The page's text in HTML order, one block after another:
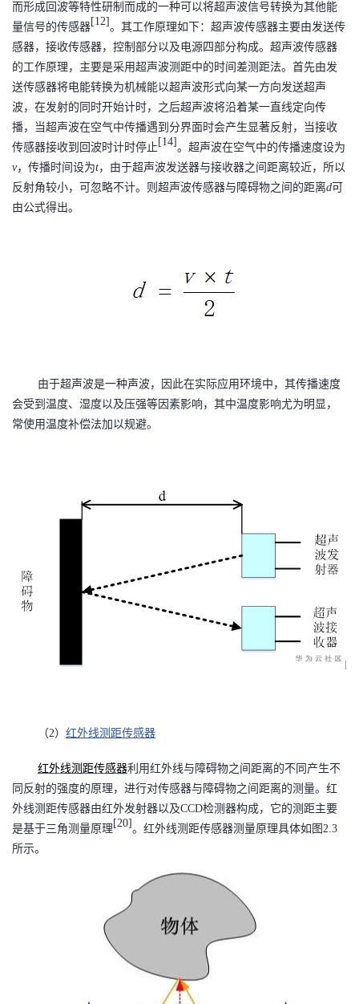
者
学
堂
我
的
课
我
的
我
支
持
我
技
术
的
云
而形成回波等特性研制而成的一种可以将超声波信号转换为其他能
量信号的传感器[12]。其工作原理如下：超声波传感器主要由发送传
感器，接收传感器，控制部分以及电源四部分构成。超声波传感器
的工作原理，主要是采用超声波测距中的时间差测距法。首先由发
送传感器将电能转换为机械能以超声波形式向某一方向发送超声
波，在发射的同时开始计时，之后超声波将沿着某一直线定向传
播，当超声波在空气中传播遇到分界面时会产生显著反射，当接收
传感器接收到回波时计时停止 [14]。超声波在空气中的传播速度设为
v，传播时间设为t，由于超声波发送器与接收器之间距离较近，所以
反射角较小，可忽略不计。则超声波传感器与障碍物之间的距离d可
由公式得出。
由于超声波是一种声波，因此在实际应用环境中，其传播速度
会受到温度、湿度以及压强等因素影响，其中温度影响尤为明显，
常使用温度补偿法加以规避。
（2） 红外线测距传感器
红外线测距传感器利用红外线与障碍物之间距离的不同产生不
同反射的强度的原理，进行对传感器与障碍物之间距离的测量。红
外线测距传感器由红外发射器以及CCD检测器构成，它的测距主要
是基于三角测量原理 [20]。红外线测距传感器测量原理具体如图 2.3
所示。